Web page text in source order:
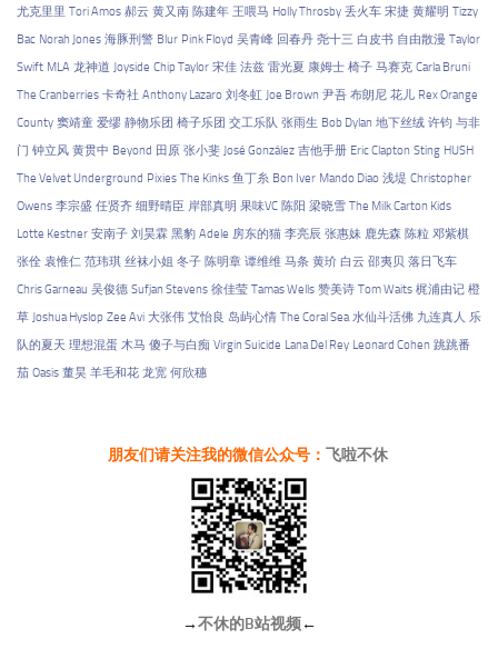
尤克里里 Tori Amos 郝云 黄又南 陈建年 王喂马 Holly Throsby 丢火车 宋捷 黄耀明 Tizzy
Bac Norah Jones 海豚刑警 Blur Pink Floyd 吴青峰 回春丹 尧十三 白皮书 自由散漫 Taylor
Swift MLA 龙神道 Joyside Chip Taylor 宋佳 法兹 雷光夏 康姆士 椅子 马赛克 Carla Bruni
The Cranberries 卡奇社 Anthony Lazaro 刘冬虹 Joe Brown 尹吾 布朗尼 花儿 Rex Orange
County 窦靖童 爱缪 静物乐团 椅子乐团 交工乐队 张雨生 Bob Dylan 地下丝绒 许钧 与非
门 钟立风 黄贯中 Beyond 田原 张小斐 José González 吉他手册 Eric Clapton Sting HUSH
The Velvet Underground Pixies The Kinks 鱼丁糸 Bon Iver Mando Diao 浅堤 Christopher
Owens 李宗盛 任贤齐 细野晴臣 岸部真明 果味VC 陈阳 梁晓雪 The Milk Carton Kids
Lotte Kestner 安南子 刘昊霖 黑豹 Adele 房东的猫 李亮辰 张惠妹 鹿先森 陈粒 邓紫棋
张佺 袁惟仁 范玮琪 丝袜小姐 冬子 陈明章 谭维维 马条 黄玠 白云 邵夷贝 落日飞车
Chris Garneau 吴俊德 Sufjan Stevens 徐佳莹 Tamas Wells 赞美诗 Tom Waits 梶浦由记 橙
草 Joshua Hyslop Zee Avi 大张伟 艾怡良 岛屿心情 The Coral Sea 水仙斗活佛 九连真人 乐
队的夏天 理想混蛋 木马 傻子与白痴 Virgin Suicide Lana Del Rey Leonard Cohen 跳跳番
茄 Oasis 董昊 羊毛和花 龙宽 何欣穗
朋友们请关注我的微信公众号： 飞啦不休
→不休的B站视频←